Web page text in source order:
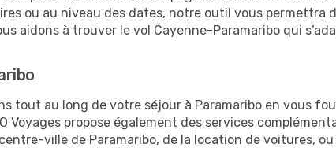
ou au niveau des dates, notre outil vous permettra
aidons à trouver le vol Cayenne-Paramaribo qui
tout au long de votre séjour à Paramaribo en vous
propose également des services
ville de Paramaribo, de la location de voitures,